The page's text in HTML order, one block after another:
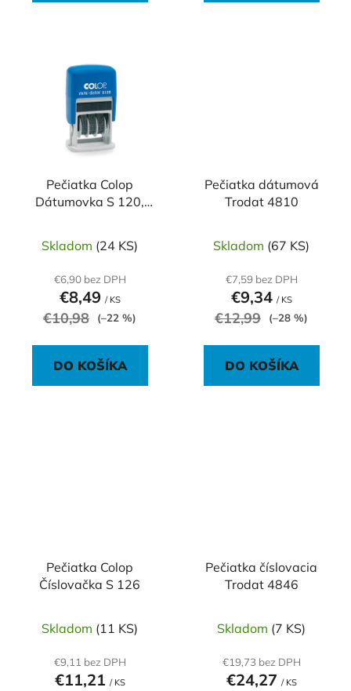
Pečiatka Colop
Dátumovka S 120,
Skladom (24 KS)
€6,90 bez DPH
€8,49 / KS
€10,98 (–22 %)
DO KOŠÍKA
Pečiatka dátumová
Trodat 4810
Skladom (67 KS)
€7,59 bez DPH
€9,34 / KS
€12,99 (–28 %)
DO KOŠÍKA
Pečiatka Colop
Číslovačka S 126
Skladom (11 KS)
€9,11 bez DPH
€11,21 / KS
Pečiatka číslovacia
Trodat 4846
Skladom (7 KS)
€19,73 bez DPH
€24,27 / KS